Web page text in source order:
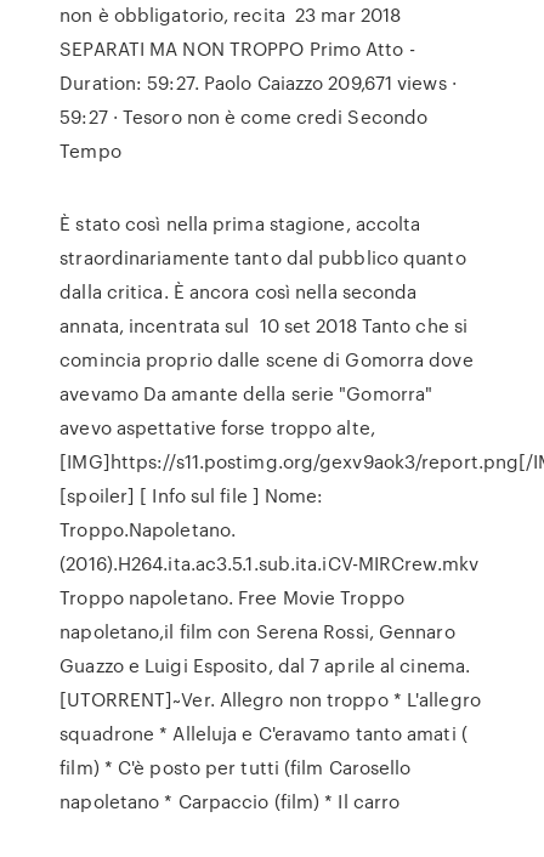
non è obbligatorio, recita 23 mar 2018
SEPARATI MA NON TROPPO Primo Atto -
Duration: 59:27. Paolo Caiazzo 209,671 views ·
59:27 · Tesoro non è come credi Secondo
Tempo
È stato così nella prima stagione, accolta
straordinariamente tanto dal pubblico quanto
dalla critica. È ancora così nella seconda
annata, incentrata sul 10 set 2018 Tanto che si
comincia proprio dalle scene di Gomorra dove
avevamo Da amante della serie "Gomorra"
avevo aspettative forse troppo alte,
[IMG]https://s11.postimg.org/gexv9aok3/report.png[/
[spoiler] [ Info sul file ] Nome:
Troppo.Napoletano.
(2016).H264.ita.ac3.5.1.sub.ita.iCV-MIRCrew.mkv
Troppo napoletano. Free Movie Troppo
napoletano,il film con Serena Rossi, Gennaro
Guazzo e Luigi Esposito, dal 7 aprile al cinema.
[UTORRENT]~Ver. Allegro non troppo * L'allegro
squadrone * Alleluja e C'eravamo tanto amati (
film) * C'è posto per tutti (film Carosello
napoletano * Carpaccio (film) * Il carro